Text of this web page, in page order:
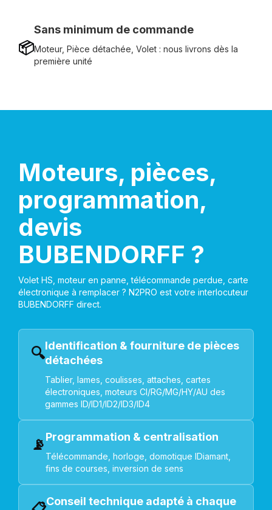
📦
Sans minimum de commande
Moteur, Pièce détachée, Volet : nous livrons dès la
première unité
Moteurs, pièces,
programmation,
devis
BUBENDORFF ?
Volet HS, moteur en panne, télécommande perdue, carte
électronique à remplacer ? N2PRO est votre interlocuteur
BUBENDORFF direct.
🔍Identification & fourniture de pièces
détachées
Tablier, lames, coulisses, attaches, cartes
électroniques, moteurs CI/RG/MG/HY/AU des
gammes ID/ID1/ID2/ID3/ID4
📡Programmation & centralisation
Télécommande, horloge, domotique IDiamant,
fins de courses, inversion de sens
Conseil technique adapté à chaque